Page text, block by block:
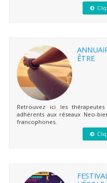
ÊTRE
Retrouvez ici les
adhérents aux réseaux Neo-
francophones.